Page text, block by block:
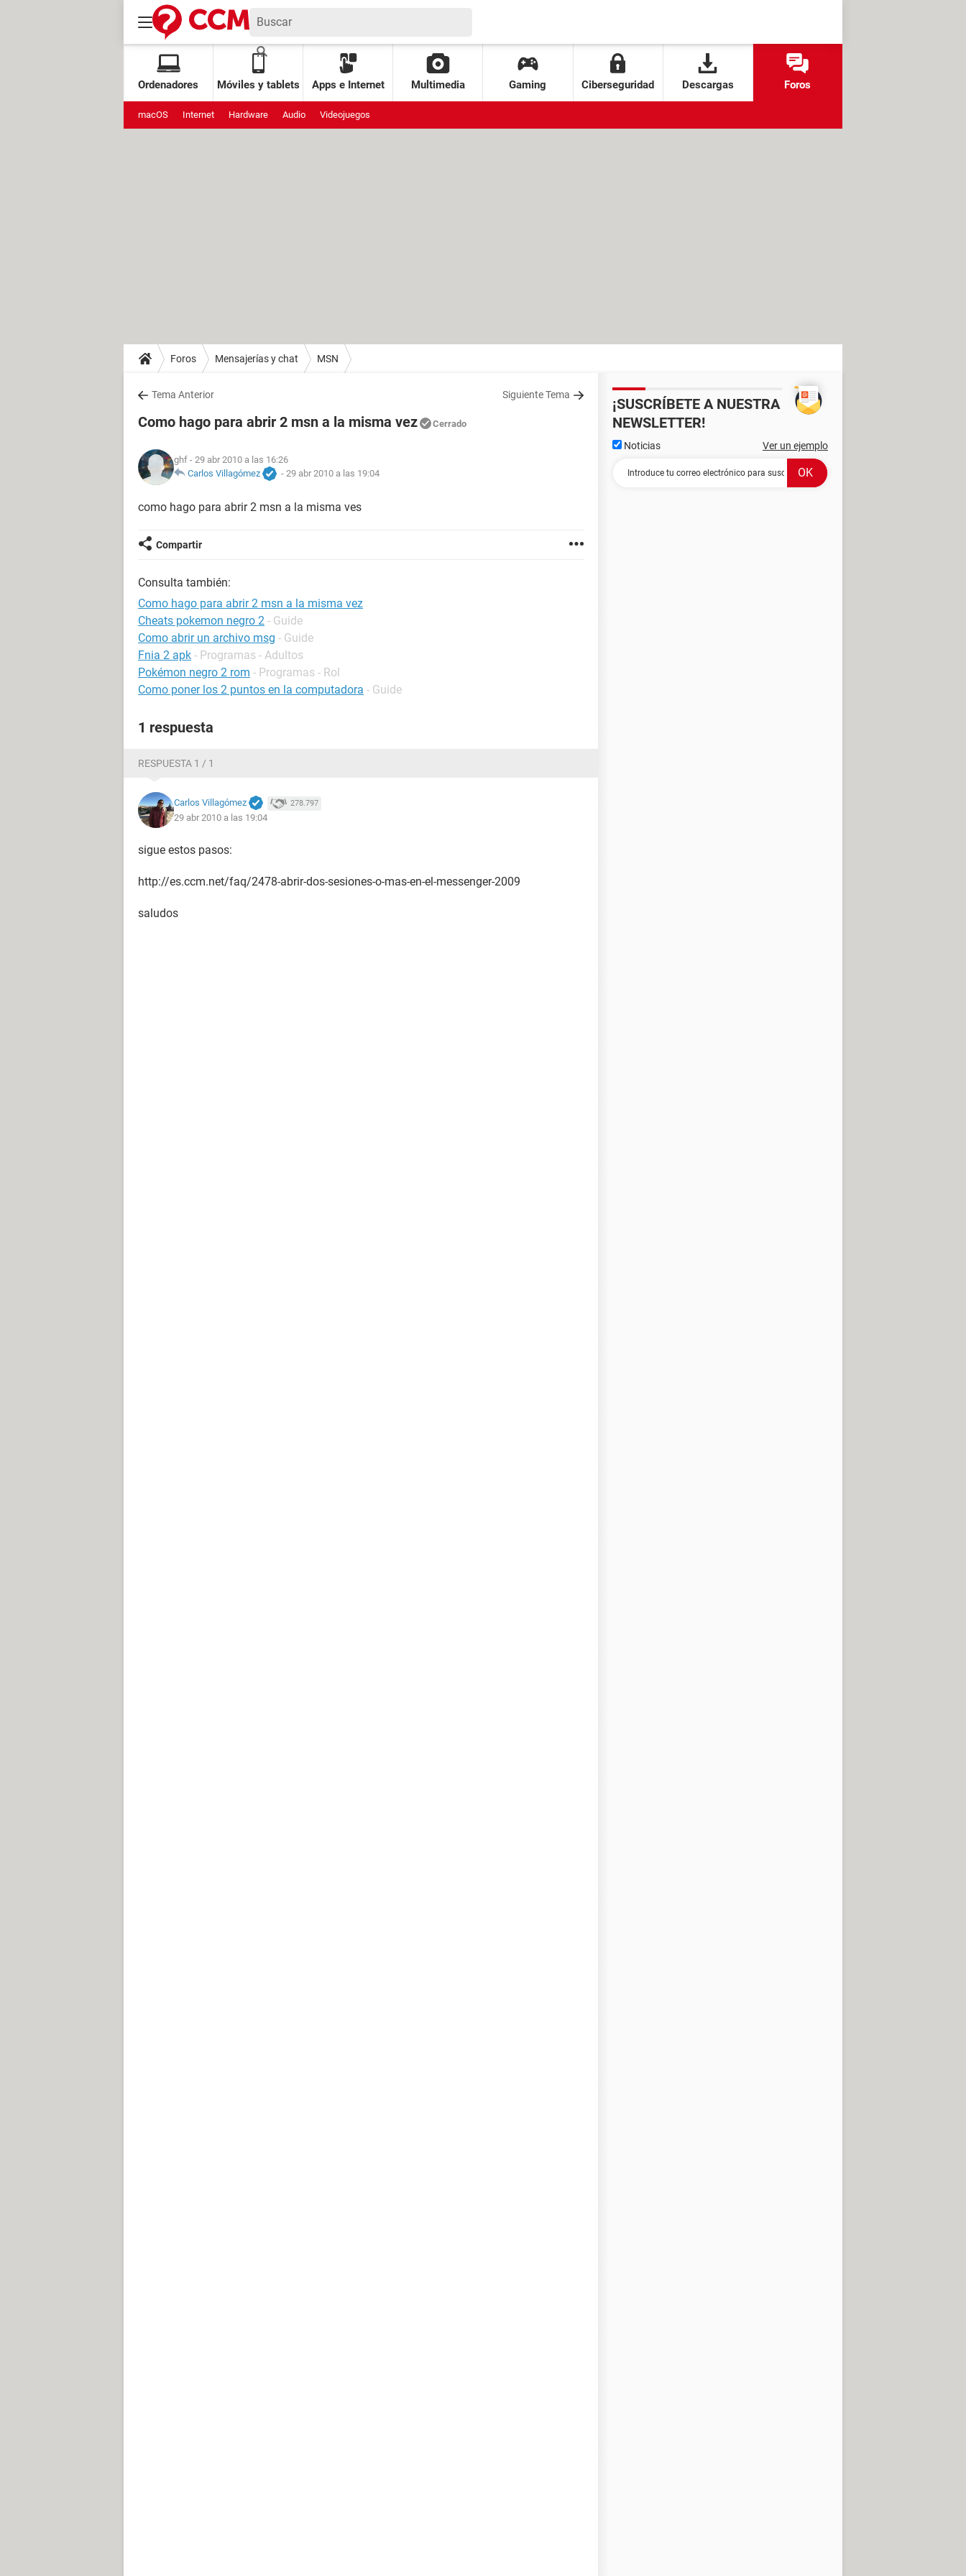
Ordenadores Móviles y tablets Apps e Internet Multimedia Gaming Ciberseguridad Descargas Foros
macOS Internet Hardware Audio Videojuegos
Foros Mensajerías y chat MSN
Tema Anterior Siguiente Tema
Como hago para abrir 2 msn a la misma vez Cerrado
ghf - 29 abr 2010 a las 16:26
Carlos Villagómez
- 29 abr 2010 a las 19:04
como hago para abrir 2 msn a la misma ves
Compartir
Consulta también:
Como hago para abrir 2 msn a la misma vez
Cheats pokemon negro 2 - Guide
Como abrir un archivo msg - Guide
Fnia 2 apk - Programas - Adultos
Pokémon negro 2 rom - Programas - Rol
Como poner los 2 puntos en la computadora - Guide
1 respuesta
RESPUESTA 1 / 1
Carlos Villagómez 278.797
29 abr 2010 a las 19:04
sigue estos pasos:
http://es.ccm.net/faq/2478-abrir-dos-sesiones-o-mas-en-el-messenger-2009
saludos
¡SUSCRÍBETE A NUESTRA
NEWSLETTER!
Noticias Ver un ejemplo